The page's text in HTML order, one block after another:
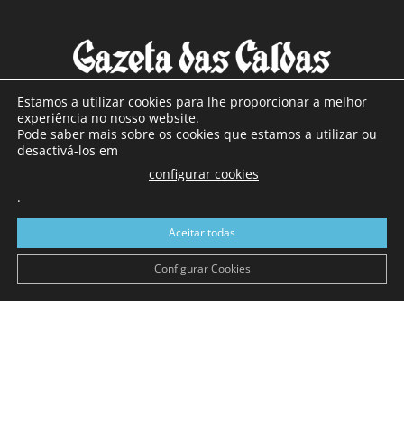
SOBRE NÓS
Com sede nas Caldas da Rainha e mais de 90 anos de
a sul de distrito de Leiria, com mais de 40.000 leitores por
toda a região Oeste. Jornal com distribuição em Portugal
Continental e assinatura online.
Estamos a utilizar cookies para lhe proporcionar a melhor
experiência no nosso website.
Pode saber mais sobre os cookies que estamos a utilizar ou
desactivá-los em
configurar cookies
.
Aceitar todas
Configurar Cookies